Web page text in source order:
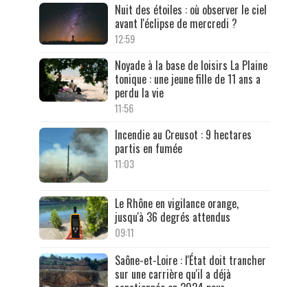
Nuit des étoiles : où observer le ciel
avant l'éclipse de mercredi ?
12:59
Noyade à la base de loisirs La Plaine
tonique : une jeune fille de 11 ans a
perdu la vie
11:56
Incendie au Creusot : 9 hectares
partis en fumée
11:03
Le Rhône en vigilance orange,
jusqu'à 36 degrés attendus
09:11
Saône-et-Loire : l'État doit trancher
sur une carrière qu'il a déjà